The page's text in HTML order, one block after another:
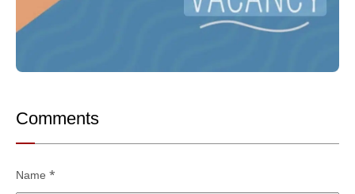
Comments
Name *